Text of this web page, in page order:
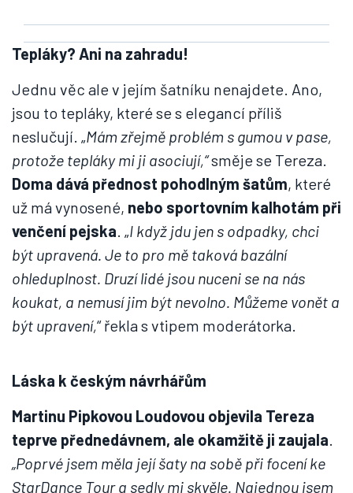
Tepláky? Ani na zahradu!
Jednu věc ale v jejím šatníku nenajdete. Ano,
jsou to tepláky, které se s elegancí příliš
neslučují. „Mám zřejmě problém s gumou v pase,
protože tepláky mi ji asociují,“směje se Tereza.
Doma dává přednost pohodlným šatům, které
už má vynosené, nebo sportovním kalhotám při
venčení pejska. „I když jdu jen s odpadky, chci
být upravená. Je to pro mě taková bazální
ohleduplnost. Druzí lidé jsou nuceni se na nás
koukat, a nemusí jim být nevolno. Můžeme vonět a
být upravení,“ řekla s vtipem moderátorka.
Láska k českým návrhářům
Martinu Pipkovou Loudovou objevila Tereza
teprve přednedávnem, ale okamžitě ji zaujala.
„Poprvé jsem měla její šaty na sobě při focení ke
StarDance Tour a sedly mi skvěle. Najednou jsem